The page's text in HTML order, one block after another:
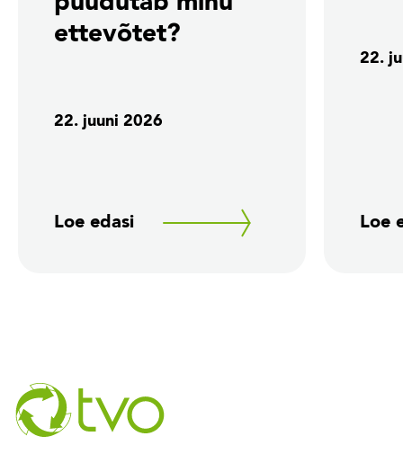
ettevõtet?
22. juuni 2026
Loe edasi
22.
Loe